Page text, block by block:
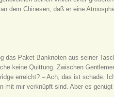
dem Chinesen, daß er eine
Paket Banknoten aus seiner
keine Quittung. Zwischen
erreicht? – Ach, das ist schade.
mit mir verknüpft sind. Aber es